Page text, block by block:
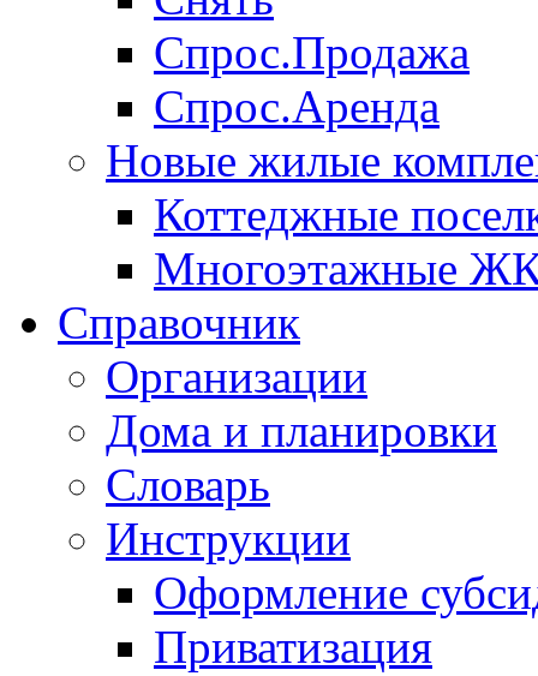
Спрос.Продажа
Спрос.Аренда
Новые жилые
Коттеджные
Многоэтажные
Справочник
Организации
Дома и планировки
Словарь
Инструкции
Оформление
Приватизация